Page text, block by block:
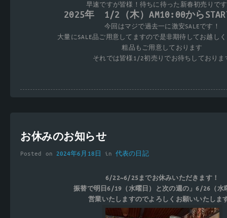
早速ですが皆様！待ちに待った新春初売りで
2025年 1/2（木）AM10:00から
今回はマジで過去一に激安SALEです！
大量にSALE品ご用意してますので是非期待してお越し
粗品もご用意しております
それでは皆様1/2初売りでお待ちしておりま
お休みのお知らせ
Posted on 2024年6月18日 in代表の日記
6/22~6/25までお休みいただきます！
振替で明日6/19（水曜日）と次の週の」6/26（水
営業いたしますのでよろしくお願いいたしま